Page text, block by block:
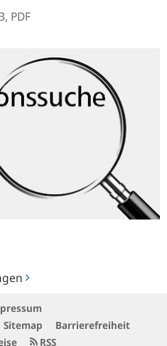
PDF
Sitemap
Barrierefreiheit
RSS